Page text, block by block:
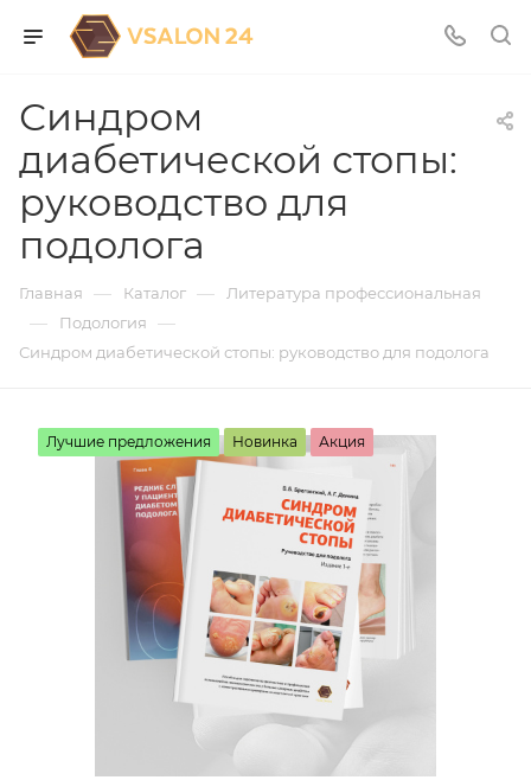
Синдром
диабетической стопы:
руководство для
подолога
Главная — Каталог — Литература профессиональная
— Подология —
Синдром диабетической стопы: руководство для подолога
Лучшие предложения Новинка Акция